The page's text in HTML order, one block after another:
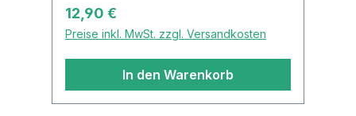
Regulärer Preis:
12,90 €
Preise inkl. MwSt. zzgl. Versandkosten
In den Warenkorb